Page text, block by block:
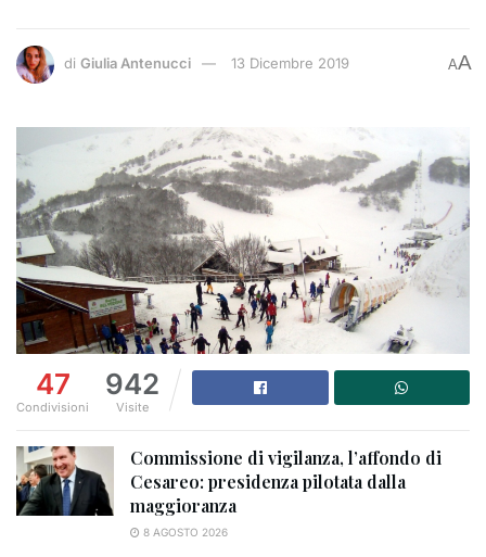
di Giulia Antenucci 13 Dicembre 2019 AA
47
Condivisioni
942
Visite
Commissione di vigilanza, l’affondo di
Cesareo: presidenza pilotata dalla
maggioranza
8 AGOSTO 2026